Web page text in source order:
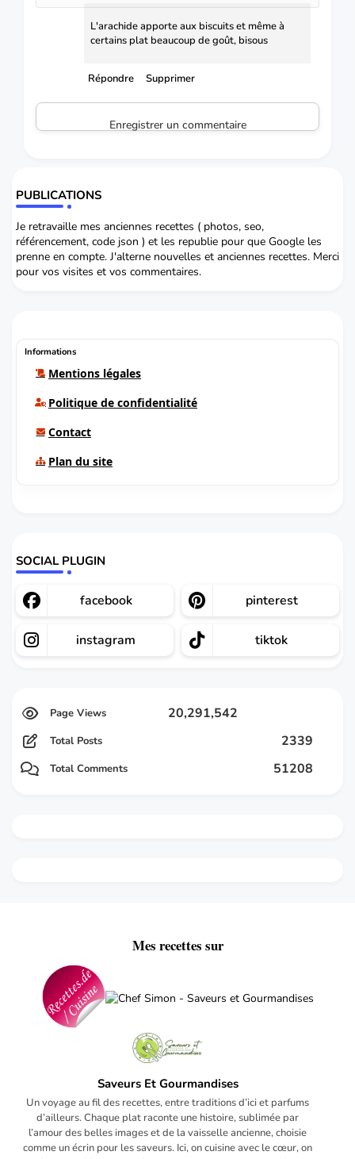
L'arachide apporte aux biscuits et même à
certains plat beaucoup de goût, bisous
Répondre Supprimer
Enregistrer un commentaire
PUBLICATIONS
Je retravaille mes anciennes recettes ( photos, seo,
référencement, code json ) et les republie pour que Google les
prenne en compte. J'alterne nouvelles et anciennes recettes. Merci
pour vos visites et vos commentaires.
Informations
Mentions légales
Politique de confidentialité
Contact
Plan du site
SOCIAL PLUGIN
facebook pinterest
instagram tiktok
20,291,542
Total Posts 2339
Total Comments 51208
Mes recettes sur
Saveurs Et Gourmandises
Un voyage au fil des recettes, entre traditions d’ici et parfums
d’ailleurs. Chaque plat raconte une histoire, sublimée par
l’amour des belles images et de la vaisselle ancienne, choisie
comme un écrin pour les saveurs. Ici, on cuisine avec le cœur, on